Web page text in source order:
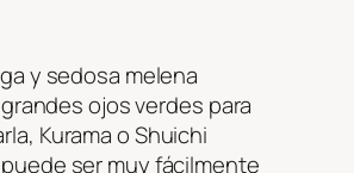
y sedosa melena
ojos verdes para
Kurama o Shuichi
ser muy fácilmente